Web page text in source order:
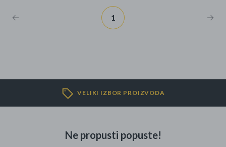
1
VELIKI IZBOR PROIZVODA
Ne propusti popuste!